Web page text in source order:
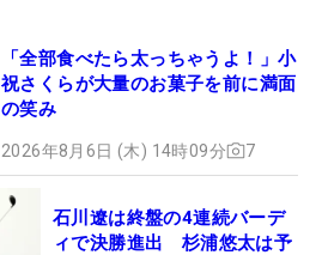
「全部食べたら太っちゃうよ！」小
祝さくらが大量のお菓子を前に満面
の笑み
2026年8月6日 (木) 14時09分 7
石川遼は終盤の4連続バーデ
ィで決勝進出 杉浦悠太は予